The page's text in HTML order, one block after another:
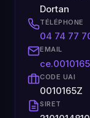
Dortan
TÉLÉPHONE
04 74 77
EMAIL
CODE UAI
0010165Z
SIRET